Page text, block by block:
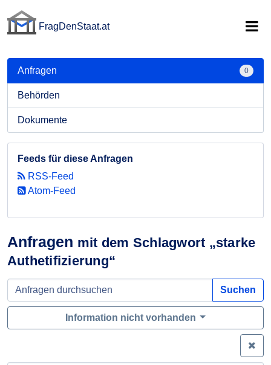
FragDenStaat.at
Anfragen mit dem Schlagwort „starke
Authetifizierung“
Suchen
Information nicht vorhanden
Anfragen 0
Behörden
Dokumente
Feeds für diese Anfragen
RSS-Feed
Atom-Feed